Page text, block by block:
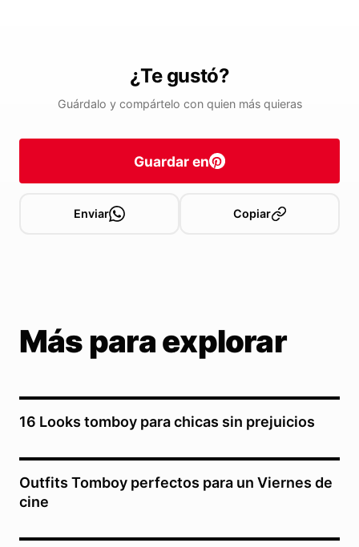
¿Te gustó?
Guárdalo y compártelo con quien más quieras
Guardar en
Enviar Copiar
Más para explorar
16 Looks tomboy para chicas sin prejuicios
Outfits Tomboy perfectos para un Viernes de
cine